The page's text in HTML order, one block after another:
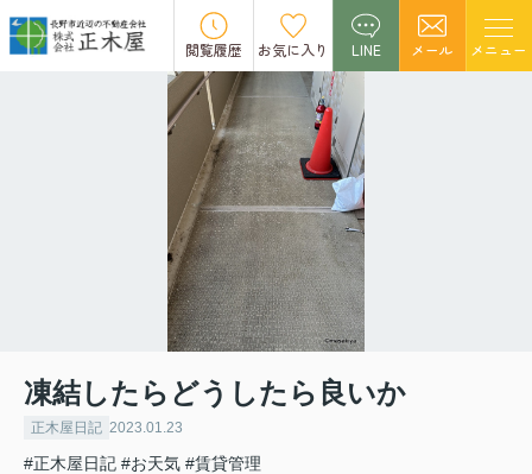
閲覧履歴 お気に入り LINE メール メニュー
凍結したらどうしたら良いか
正木屋日記 2023.01.23
#正木屋日記 #お天気 #賃貸管理